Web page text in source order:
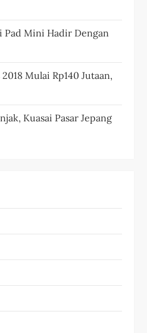
Pad Mini Hadir Dengan
Mulai Rp140 Jutaan,
Kuasai Pasar Jepang